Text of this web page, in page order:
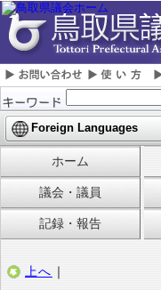
Foreign Languages
ホーム
議会・議員
記録・報告
上へ ｜